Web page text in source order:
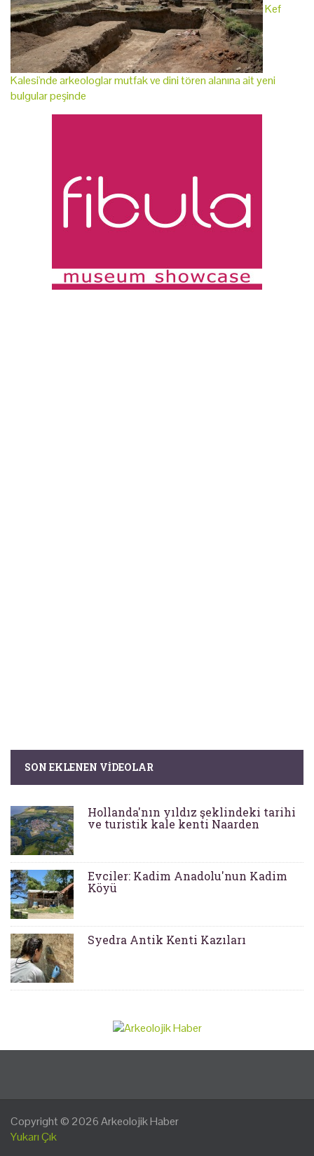
Kef
Kalesi'nde arkeologlar mutfak ve dini tören alanına ait yeni
bulgular peşinde
SON EKLENEN VIDEOLAR
Hollanda'nın yıldız şeklindeki tarihi
ve turistik kale kenti Naarden
Evciler: Kadim Anadolu'nun Kadim
Köyü
Syedra Antik Kenti Kazıları
Copyright © 2026Arkeolojik Haber
Yukarı Çık